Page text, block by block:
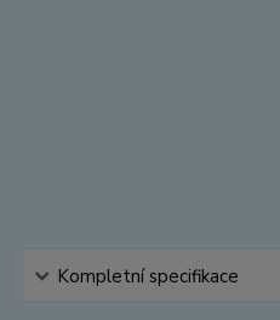
Kompletní specifikace